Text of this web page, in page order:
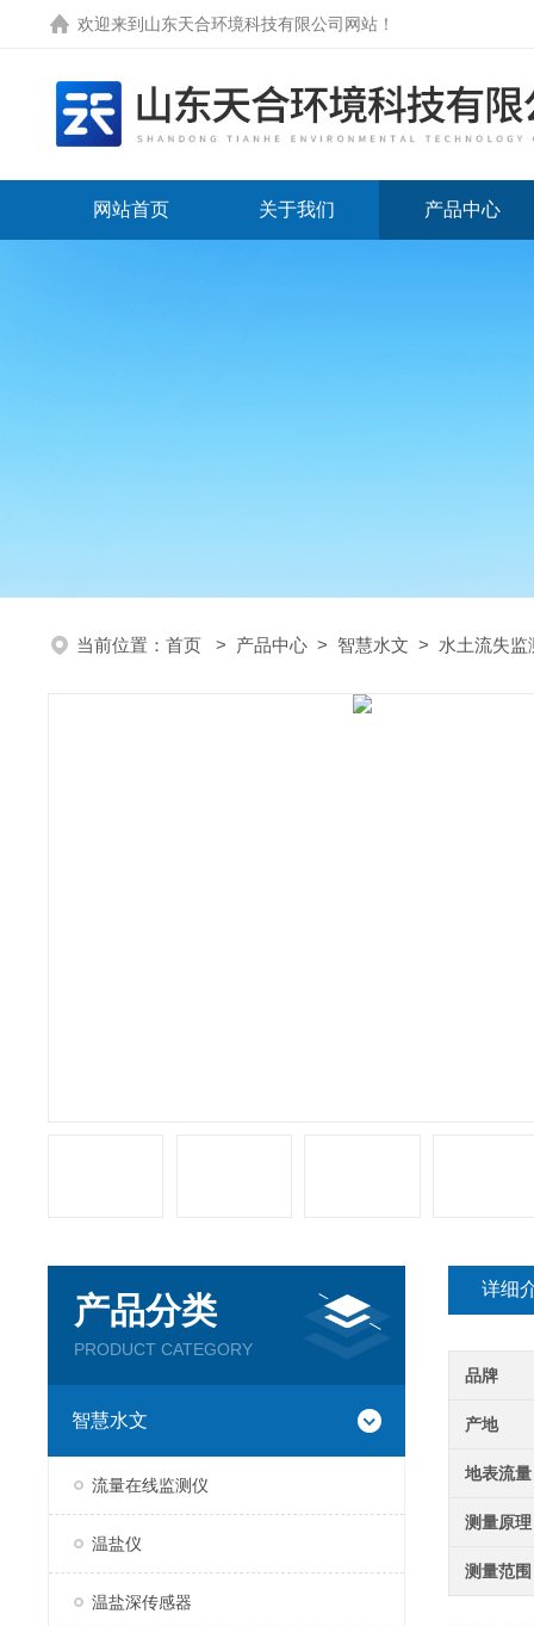
欢迎来到 山东天合环境科技有限公司网站 ！
网站首页 关于我们 产品中心
当前位置： 首页 > 产品中心 > 智慧水文 > 水土流失监
产品分类
PRODUCT CATEGORY
智慧水文
流量在线监测仪
温盐仪
温盐深传感器
详细
品牌
产地
地表流量
测量原理
测量范围